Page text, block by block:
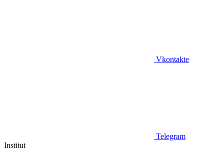
Vkontakte
Telegram
Institut